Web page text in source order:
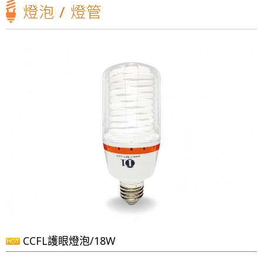
雲林科技大學運動場及校區燈光設計，元照得標了！
光明T全能檯燈預計六月份上線
會員後台
【第198集 心視界】 ✅本集邀請到的來賓是
燈泡 / 燈管
CCFL護眼燈泡/18W